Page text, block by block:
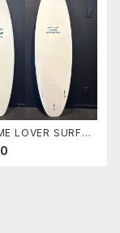
LOVER SURFB
NEIGHBOR』